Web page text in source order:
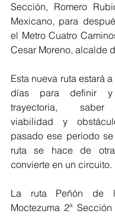
Sección, Romero
Mexicano, para
el Metro Cuatro
Cesar Moreno, alcalde
Esta nueva ruta estará
días para definir
trayectoria,
viabilidad y
pasado ese periodo
ruta se hace de
convierte en un circuito.
La ruta Peñón de
Moctezuma 2ª